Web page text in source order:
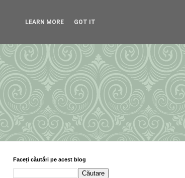
Faceți căutări pe acest blog
LEARN MORE GOT IT